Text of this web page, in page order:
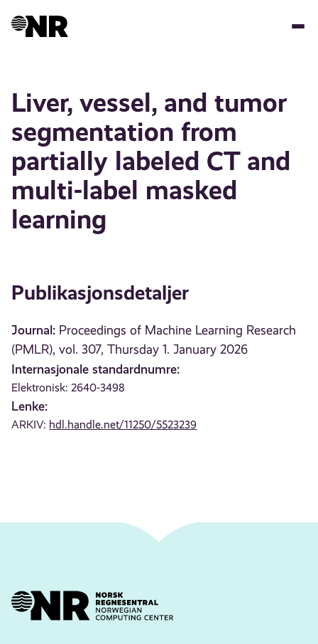
Liver, vessel, and tumor
segmentation from
partially labeled CT and
multi-label masked
learning
Publikasjonsdetaljer
Journal: Proceedings of Machine Learning Research
(PMLR), vol. 307, Thursday 1. January 2026
Internasjonale standardnumre:
Elektronisk: 2640-3498
Lenke:
ARKIV: hdl.handle.net/11250/5523239